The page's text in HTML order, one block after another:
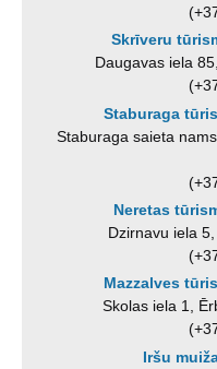
Skrīveru
Daugavas iela
Staburaga
Staburaga saieta
Neretas
Dzirnavu iela
Mazzalves
Skolas iela 1,
Iršu